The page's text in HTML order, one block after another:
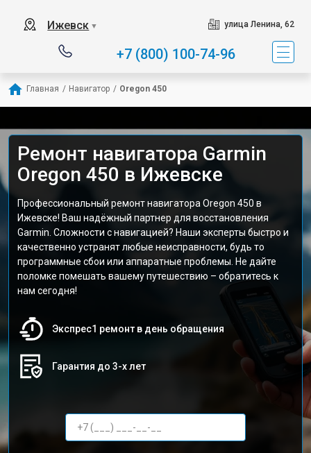
Ижевск ▼ улица Ленина, 62
+7 (800) 100-74-96
Главная / Навигатор / Oregon 450
Ремонт навигатора Garmin
Oregon 450 в Ижевске
Профессиональный ремонт навигатора Oregon 450 в
Ижевске! Ваш надёжный партнер для восстановления
Garmin. Сложности с навигацией? Наши эксперты быстро и
качественно устранят любые неисправности, будь то
программные сбои или аппаратные проблемы. Не дайте
поломке помешать вашему путешествию – обратитесь к
нам сегодня!
Экспрес1 ремонт в день обращения
Гарантия до 3-х лет